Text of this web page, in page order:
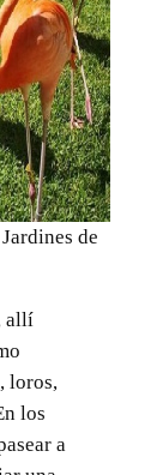
de
allí
loros,
los
a